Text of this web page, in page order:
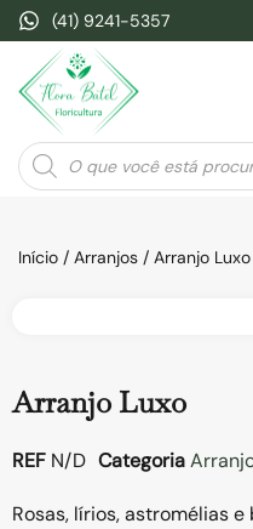
(41) 9241-5357
Início / Arranjos / Arranjo Luxo
Arranjo Luxo
REF N/D Categoria
Rosas, lírios, astromélias